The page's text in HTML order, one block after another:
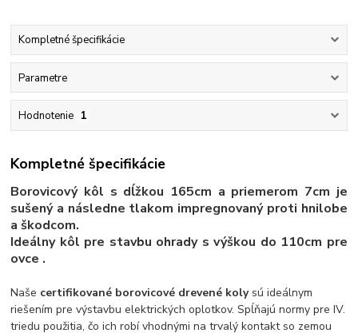
Kompletné špecifikácie
Parametre
Hodnotenie 1
Kompletné špecifikácie
Borovicový kôl s dĺžkou 165cm a priemerom 7cm je
sušený a následne tlakom impregnovaný proti hnilobe
a škodcom.
Ideálny kôl pre stavbu ohrady s výškou do 110cm pre
ovce .
Naše certifikované borovicové drevené kolysú ideálnym
riešením pre výstavbu elektrických oplotkov. Spĺňajú normy pre IV.
triedu použitia, čo ich robí vhodnými na trvalý kontakt so zemou